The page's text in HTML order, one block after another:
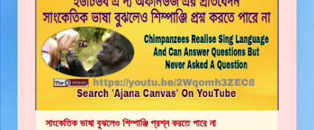
সাংকেতিক ভাষা বুঝলেও শিম্পাঞ্জি প্রশ্ন করতে পারে না